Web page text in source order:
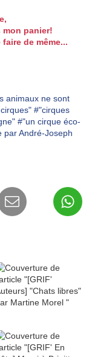
panier!
de même...
animaux ne sont
#"cirques
#"un cirque éco-
par André-Joseph